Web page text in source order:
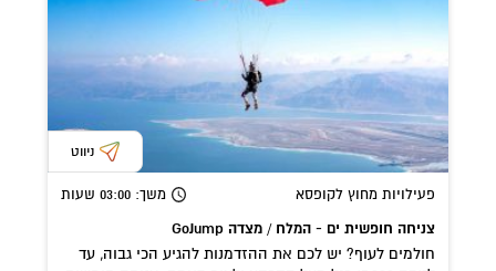
ניווט
פעילויות מחוץ לקופסא משך: 03:00 שעות
צניחה חופשית ים - המלח / מצדה GoJump
חולמים לעוף? יש לכם את ההזדמנות להגיע הכי גבוה, עד